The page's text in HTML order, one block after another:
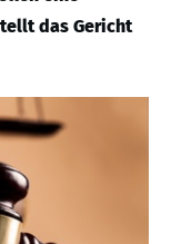
das Gericht